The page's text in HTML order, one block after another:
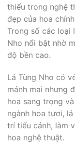
thiếu trong nghệ
đẹp của hoa
Trong số các loại
Nho nổi bật nhờ
độ bền cao.
Lá Tùng Nho có
mảnh mai nhưng
hoa sang trọng
ngành hoa tươi,
trí tiểu cảnh, làm
hoa nghệ thuật.